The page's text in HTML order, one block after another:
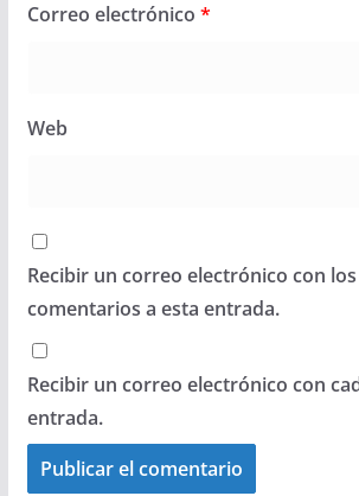
Correo electrónico *
Web
Recibir un correo electrónico con
comentarios a esta entrada.
Recibir un correo electrónico con
entrada.